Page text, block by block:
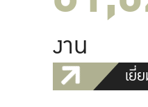
งาน
เยี่